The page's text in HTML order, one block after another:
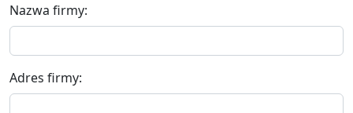
Nazwa firmy:
Adres firmy: